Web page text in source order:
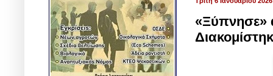
«Ξύπνησε»